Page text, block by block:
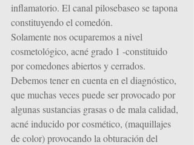
inflamatorio. El canal pilosebaseo se tapona
constituyendo el comedón.
Solamente nos ocuparemos a nivel
cosmetológico, acné grado 1 -constituido
por comedones abiertos y cerrados.
Debemos tener en cuenta en el diagnóstico,
que muchas veces puede ser provocado por
algunas sustancias grasas o de mala calidad,
acné inducido por cosmético, (maquillajes
de color) provocando la obturación del